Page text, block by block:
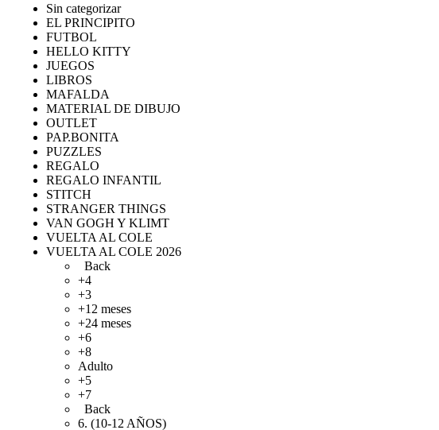
Sin categorizar
EL PRINCIPITO
FUTBOL
HELLO KITTY
JUEGOS
LIBROS
MAFALDA
MATERIAL DE DIBUJO
OUTLET
PAP.BONITA
PUZZLES
REGALO
REGALO INFANTIL
STITCH
STRANGER THINGS
VAN GOGH Y KLIMT
VUELTA AL COLE
VUELTA AL COLE 2026
Back
+4
+3
+12 meses
+24 meses
+6
+8
Adulto
+5
+7
Back
6. (10-12 AÑOS)